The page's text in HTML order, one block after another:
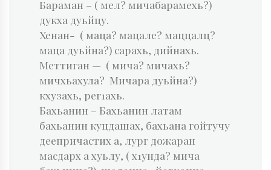
Бараман – ( мел? мичабарамехь?)
дукха дуьйцу.
Хенан- ( маца? мацале? маццалц?
маца дуьйна?) сарахь, дийнахь.
Меттиган — ( мича? мичахь?
мичхьахула? Мичара дуьйна?)
кхузахь, рег1ахь.
Бахьанин – Бахьанин латам
бахьанин куцдашах, бахьана гойтучу
деепричастих а, лург дожаран
масдарх а хуьлу, ( х1унда? мича